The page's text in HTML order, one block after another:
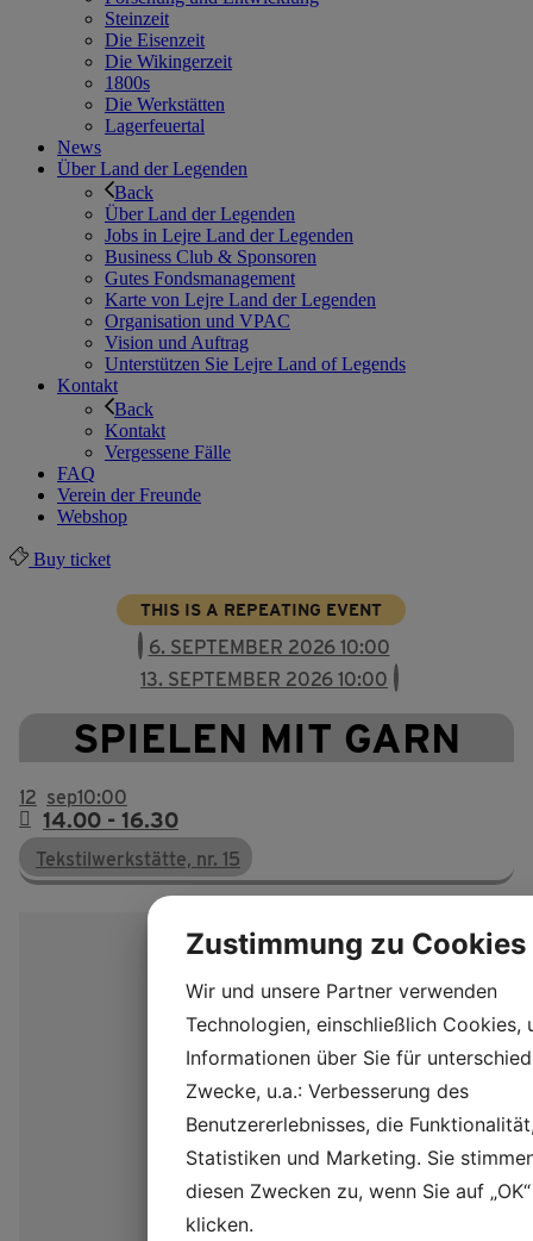
Steinzeit
Die Eisenzeit
Die Wikingerzeit
1800s
Die Werkstätten
Lagerfeuertal
News
Über Land der Legenden
Back
Über Land der Legenden
Jobs in Lejre Land der Legenden
Business Club & Sponsoren
Gutes Fondsmanagement
Karte von Lejre Land der Legenden
Organisation und VPAC
Vision und Auftrag
Unterstützen Sie Lejre Land of Legends
Kontakt
Back
Kontakt
Vergessene Fälle
FAQ
Verein der Freunde
Webshop
Buy ticket
THIS IS A REPEATING EVENT
6. SEPTEMBER 2026 10:00
13. SEPTEMBER 2026 10:00
SPIELEN MIT GARN
12 sep10:00
14.00 - 16.30
Tekstilwerkstätte, nr. 15
Zustimmung zu Cookies
Wir und unsere Partner verwenden
Technologien, einschließlich Cookies,
Informationen über Sie für
Zwecke, u.a.: Verbesserung des
Benutzererlebnisses, die
Statistiken und Marketing. Sie
diesen Zwecken zu, wenn Sie auf „OK“
klicken.